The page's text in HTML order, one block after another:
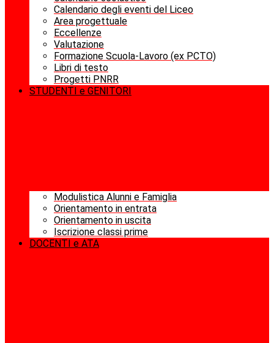
Calendario degli eventi del Liceo
Area progettuale
Eccellenze
Valutazione
Formazione Scuola-Lavoro (ex PCTO)
Libri di testo
Progetti PNRR
STUDENTI e GENITORI
Modulistica Alunni e Famiglia
Orientamento in entrata
Orientamento in uscita
Iscrizione classi prime
DOCENTI e ATA